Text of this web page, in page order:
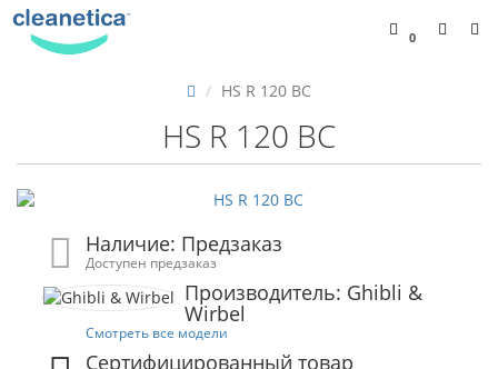
0
HS R 120 BC
HS R 120 BC
Наличие: Предзаказ
Доступен предзаказ
Производитель: Ghibli &
Wirbel
Смотреть все модели
Сертифицированный товар